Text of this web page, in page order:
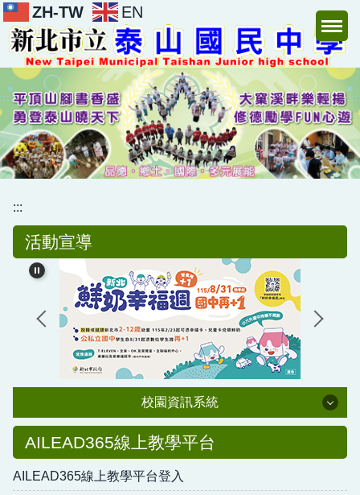
跳
到
主
要
內
容
區
ZH-TW EN
:::
活動宣導
校園資訊系統
校園資訊系統
校務行政系統
AILEAD365線上教學平台
AILEAD365線上教學平台登入